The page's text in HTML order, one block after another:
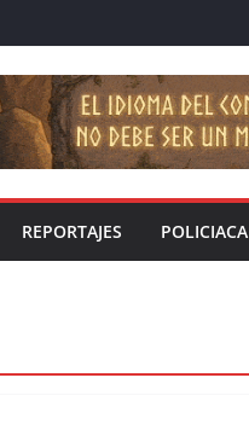
REPORTAJES POLICIACA